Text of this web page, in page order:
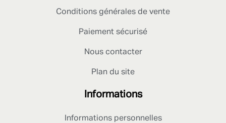
Conditions générales de vente
Paiement sécurisé
Nous contacter
Plan du site
Informations
Informations personnelles